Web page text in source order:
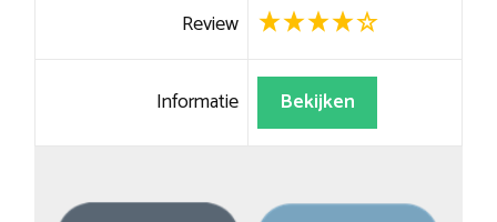
Review
Informatie Bekijken